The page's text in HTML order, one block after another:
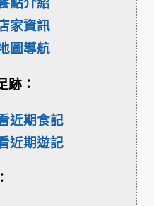
點介紹
家資訊
圖導航
跡：
近期食記
近期遊記